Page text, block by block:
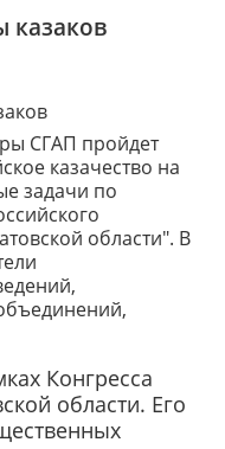
казаков
СГАП пройдет
казачество на
задачи по
области". В
Конгресса
области. Его